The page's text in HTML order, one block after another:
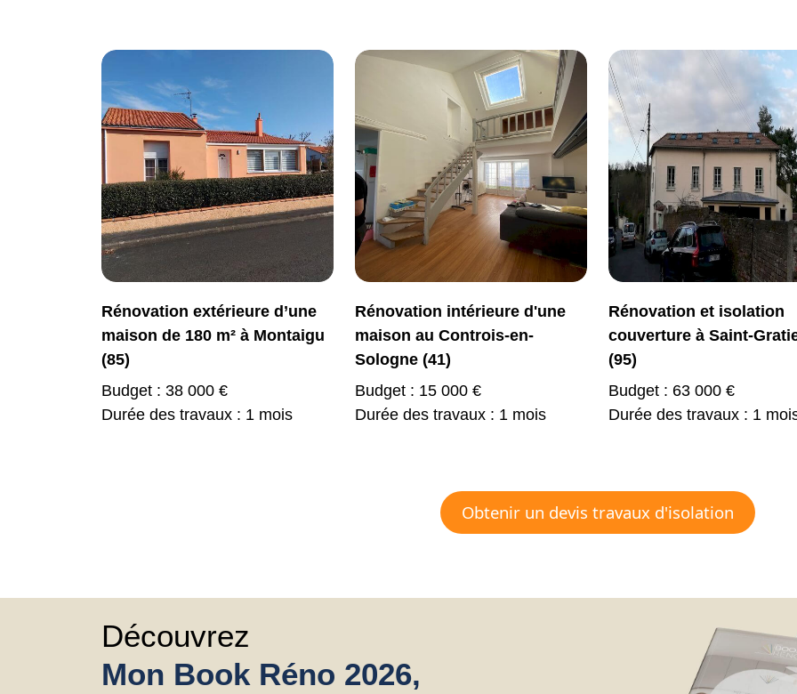
Rénovation extérieure d’une
maison de 180 m² à Montaigu
(85)
Budget : 38 000 €
Durée des travaux : 1 mois
Rénovation intérieure d'une
maison au Controis-en-
Sologne (41)
Budget : 15 000 €
Durée des travaux : 1 mois
Rénovation et isolation
couverture à Saint-
(95)
Budget : 63 000 €
Durée des travaux : 1
Obtenir un devis travaux d'isolation
Découvrez
Mon Book Réno 2026,